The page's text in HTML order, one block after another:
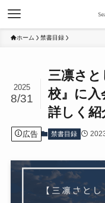
ホーム 禁書目録
三凛さ
校』に
詳しく紹
2025
8/31
広告 禁書目録